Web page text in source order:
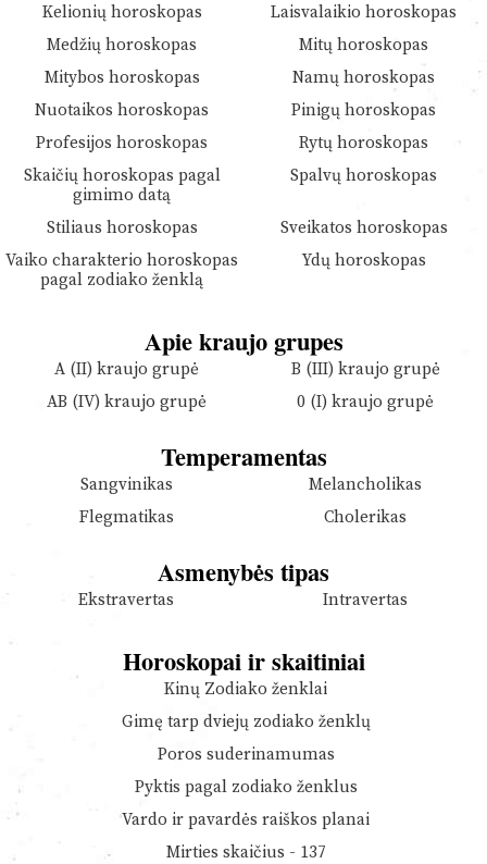
Kelionių horoskopas
Laisvalaikio horoskopas
Medžių horoskopas
Mitų horoskopas
Mitybos horoskopas
Namų horoskopas
Nuotaikos horoskopas
Pinigų horoskopas
Profesijos horoskopas
Rytų horoskopas
Skaičių horoskopas pagal
gimimo datą
Spalvų horoskopas
Stiliaus horoskopas
Sveikatos horoskopas
Vaiko charakterio horoskopas
pagal zodiako ženklą
Ydų horoskopas
Apie kraujo grupes
A (II) kraujo grupė
B (III) kraujo grupė
AB (IV) kraujo grupė
0 (I) kraujo grupė
Temperamentas
Sangvinikas
Melancholikas
Flegmatikas
Cholerikas
Asmenybės tipas
Ekstravertas Intravertas
Horoskopai ir skaitiniai
Kinų Zodiako ženklai
Gimę tarp dviejų zodiako ženklų
Poros suderinamumas
Pyktis pagal zodiako ženklus
Vardo ir pavardės raiškos planai
Mirties skaičius - 137